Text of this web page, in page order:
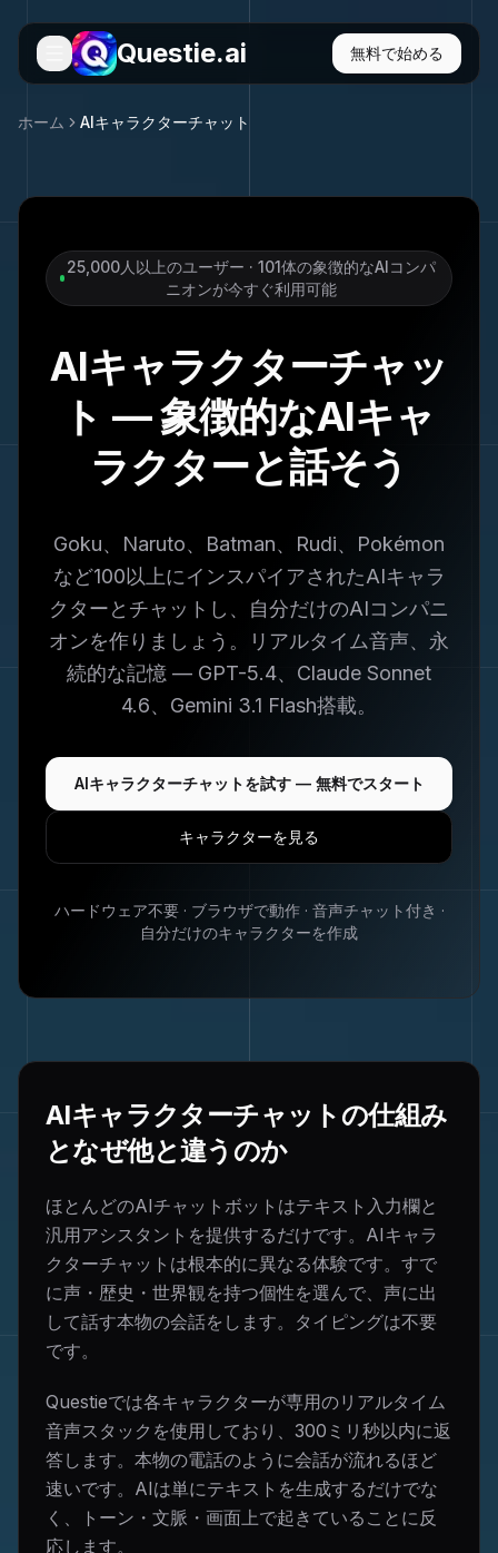
Questie.ai 無料で始める
ホーム AIキャラクターチャット
25,000人以上のユーザー · 101体の象徴的なAIコンパ
ニオンが今すぐ利用可能
AIキャラクターチャッ
ト — 象徴的なAIキャ
ラクターと話そう
Goku、Naruto、Batman、Rudi、Pokémon
など100以上にインスパイアされたAIキャラ
クターとチャットし、自分だけのAIコンパニ
オンを作りましょう。リアルタイム音声、永
続的な記憶 — GPT-5.4、Claude Sonnet
4.6、Gemini 3.1 Flash搭載。
AIキャラクターチャットを試す — 無料でスタート
キャラクターを見る
ハードウェア不要 · ブラウザで動作 · 音声チャット付き ·
自分だけのキャラクターを作成
AIキャラクターチャットの仕組み
となぜ他と違うのか
ほとんどのAIチャットボットはテキスト入力欄と
汎用アシスタントを提供するだけです。AIキャラ
クターチャットは根本的に異なる体験です。すで
に声・歴史・世界観を持つ個性を選んで、声に出
して話す本物の会話をします。タイピングは不要
です。
Questieでは各キャラクターが専用のリアルタイム
音声スタックを使用しており、300ミリ秒以内に返
答します。本物の電話のように会話が流れるほど
速いです。AIは単にテキストを生成するだけでな
く、トーン・文脈・画面上で起きていることに反
応します。